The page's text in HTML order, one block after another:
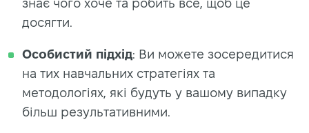
знає чого хоче та робить все, щоб це
досягти.
Особистий підхід: Ви можете зосередитися
на тих навчальних стратегіях та
методологіях, які будуть у вашому випадку
більш результативними.